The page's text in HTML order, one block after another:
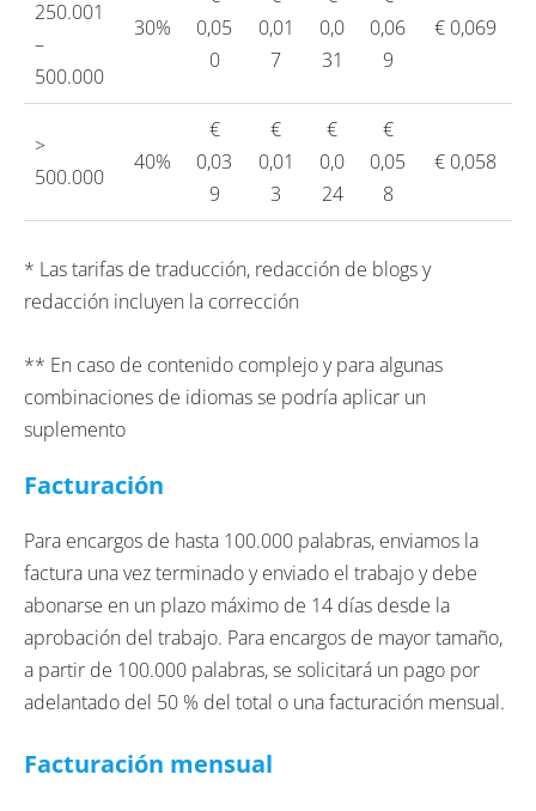
250.001
–
500.000
30%
0,05
0
0,01
7
0,0
31
0,06
9
€ 0,069
>
500.000
40%
€
0,03
9
€
0,01
3
€
0,0
24
€
0,05
8
€ 0,058
* Las tarifas de traducción, redacción de blogs y
redacción incluyen la corrección
** En caso de contenido complejo y para algunas
combinaciones de idiomas se podría aplicar un
suplemento
Facturación
Para encargos de hasta 100.000 palabras, enviamos la
factura una vez terminado y enviado el trabajo y debe
abonarse en un plazo máximo de 14 días desde la
aprobación del trabajo. Para encargos de mayor tamaño,
a partir de 100.000 palabras, se solicitará un pago por
adelantado del 50 % del total o una facturación mensual.
Facturación mensual